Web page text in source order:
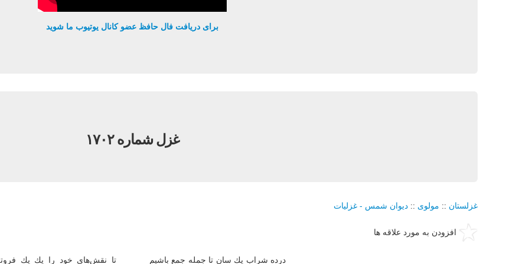
برای دریافت فال حافظ عضو کانال یوتیوب ما شوید
غزل شماره ۱۷۰۲
غزلستان :: مولوی :: دیوان شمس - غزلیات
افزودن به مورد علاقه ها
درده شراب یك سان تا جمله جمع باشیم تا نقش‌های خود را یك یك